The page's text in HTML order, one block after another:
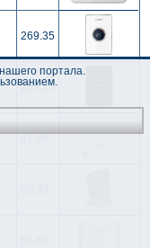
269.35
269.35
портала.